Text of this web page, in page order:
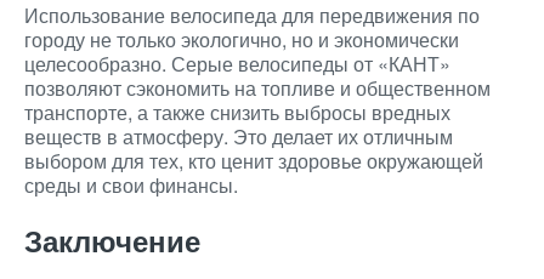
Использование велосипеда для передвижения по
городу не только экологично, но и экономически
целесообразно. Серые велосипеды от «КАНТ»
позволяют сэкономить на топливе и общественном
транспорте, а также снизить выбросы вредных
веществ в атмосферу. Это делает их отличным
выбором для тех, кто ценит здоровье окружающей
среды и свои финансы.
Заключение